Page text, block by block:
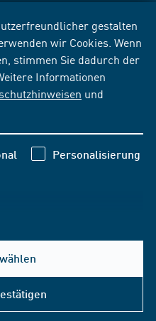
gestalten
wir Cookies. Wenn
stimmen Sie dadurch der
Informationen
und
Personalisierung